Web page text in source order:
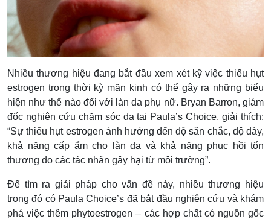
Nhiều thương hiệu đang bắt đầu xem xét kỹ việc thiếu hụt
estrogen trong thời kỳ mãn kinh có thể gây ra những biểu
hiện như thế nào đối với làn da phụ nữ. Bryan Barron, giám
đốc nghiên cứu chăm sóc da tại Paula’s Choice, giải thích:
“Sự thiếu hụt estrogen ảnh hưởng đến độ săn chắc, độ dày,
khả năng cấp ẩm cho làn da và khả năng phục hồi tổn
thương do các tác nhân gây hại từ môi trường”.
Để tìm ra giải pháp cho vấn đề này, nhiều thương hiệu
trong đó có Paula Choice’s đã bắt đầu nghiên cứu và khám
phá việc thêm phytoestrogen – các hợp chất có nguồn gốc